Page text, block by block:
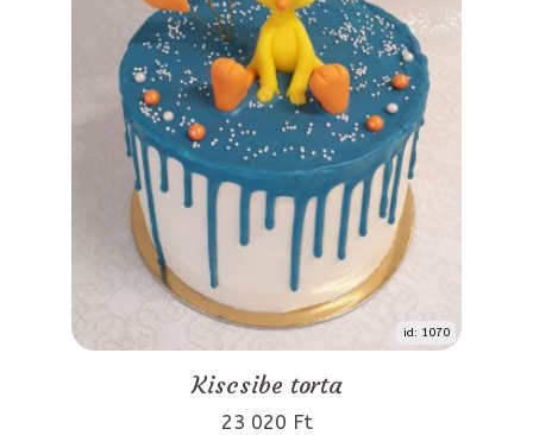
id: 1070
Kiscsibe torta
23 020 Ft